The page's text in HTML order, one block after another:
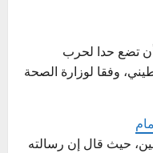
تضع حدا لحرب
من 67 ألف فلسطيني، وفقا لوزارة الصحة
حيث قال إن رسالته